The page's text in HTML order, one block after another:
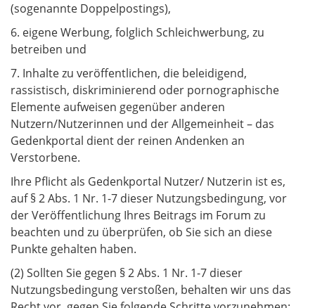
(sogenannte Doppelpostings),
6. eigene Werbung, folglich Schleichwerbung, zu
betreiben und
7. Inhalte zu veröffentlichen, die beleidigend,
rassistisch, diskriminierend oder pornographische
Elemente aufweisen gegenüber anderen
Nutzern/Nutzerinnen und der Allgemeinheit – das
Gedenkportal dient der reinen Andenken an
Verstorbene.
Ihre Pflicht als Gedenkportal Nutzer/ Nutzerin ist es,
auf § 2 Abs. 1 Nr. 1-7 dieser Nutzungsbedingung, vor
der Veröffentlichung Ihres Beitrags im Forum zu
beachten und zu überprüfen, ob Sie sich an diese
Punkte gehalten haben.
(2) Sollten Sie gegen § 2 Abs. 1 Nr. 1-7 dieser
Nutzungsbedingung verstoßen, behalten wir uns das